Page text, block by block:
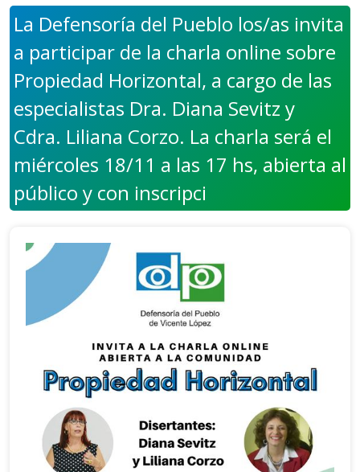
La Defensoría del Pueblo los/as invita
a participar de la charla online sobre
Propiedad Horizontal, a cargo de las
especialistas Dra. Diana Sevitz y
Cdra. Liliana Corzo. La charla será el
miércoles 18/11 a las 17 hs, abierta al
público y con inscripci